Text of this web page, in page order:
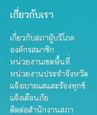
เกี่ยวกับเรา
เกี่ยวกับสภาผู้บริโภค
องค์กรสมาชิก
หน่วยงานเขตพื้นที่
หน่วยงานประจำจังหวัด
แจ้งเบาะแสและร้องทุกข์
แจ้งเตือนภัย
ติดต่อสำนักงานสภา